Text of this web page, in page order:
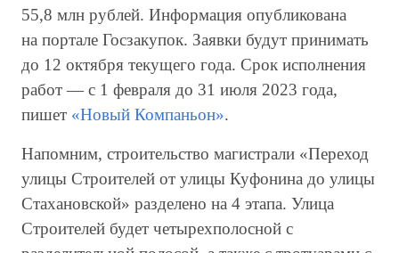
55,8 млн рублей. Информация опубликована
на портале Госзакупок. Заявки будут принимать
до 12 октября текущего года. Срок исполнения
работ — с 1 февраля до 31 июля 2023 года,
пишет «Новый Компаньон».
Напомним, строительство магистрали «Переход
улицы Строителей от улицы Куфонина до улицы
Стахановской» разделено на 4 этапа. Улица
Строителей будет четырехполосной с